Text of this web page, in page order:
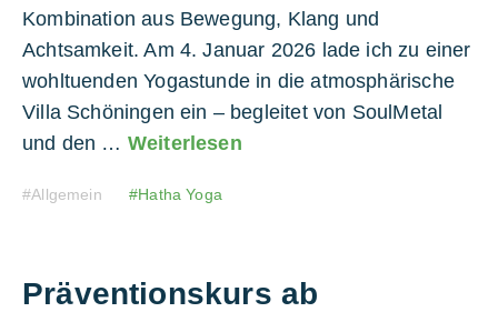
Kombination aus Bewegung, Klang und
Achtsamkeit. Am 4. Januar 2026 lade ich zu einer
wohltuenden Yogastunde in die atmosphärische
Villa Schöningen ein – begleitet von SoulMetal
und den … Weiterlesen
Allgemein Hatha Yoga
Präventionskurs ab